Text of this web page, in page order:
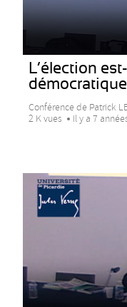
L’élection
Conférence de Patrick
2 K vues
Il y a 7